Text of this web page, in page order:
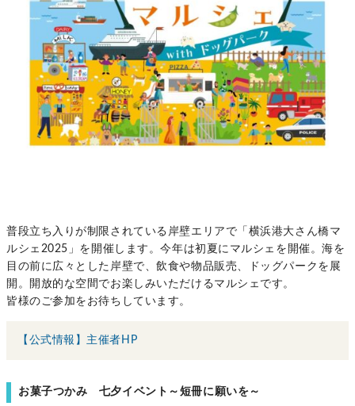
普段立ち入りが制限されている岸壁エリアで「横浜港大さん橋マ
ルシェ2025」を開催します。今年は初夏にマルシェを開催。海を
目の前に広々とした岸壁で、飲食や物品販売、ドッグパークを展
開。開放的な空間でお楽しみいただけるマルシェです。
皆様のご参加をお待ちしています。
【公式情報】主催者HP
お菓子つかみ 七夕イベント～短冊に願いを～